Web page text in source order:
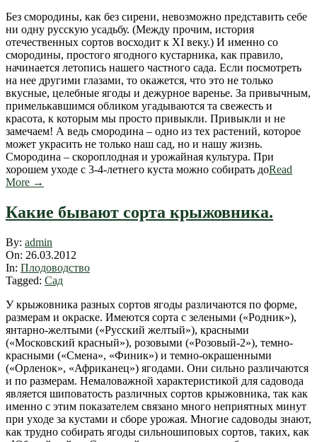
Без смородины, как без сирени, невозможно представить себе
ни одну русскую усадьбу. (Между прочим, история
отечественных сортов восходит к XI веку.) И именно со
смородины, простого ягодного кустарника, как правило,
начинается летопись нашего частного сада. Если посмотреть
на нее другими глазами, то окажется, что это не только
вкусные, целебные ягоды и дежурное варенье. За привычным,
примелькавшимся обликом угадываются та свежесть и
красота, к которым мы просто привыкли. Привыкли и не
замечаем! А ведь смородина – одно из тех растений, которое
может украсить не только наш сад, но и нашу жизнь.
Смородина – скороплодная и урожайная культура. При
хорошем уходе с 3-4-летнего куста можно собирать доRead
More →
Какие бывают сорта крыжовника.
2012-
03-
26
By: admin
On: 26.03.2012
In: Плодоводство
Tagged: Сад
У крыжовника разных сортов ягоды различаются по форме,
размерам и окраске. Имеются сорта с зелеными («Родник»),
янтарно-желтыми («Русский желтый»), красными
(«Московский красный»), розовыми («Розовый-2»), темно-
красными («Смена», «Финик») и темно-окрашенными
(«Орленок», «Африканец») ягодами. Они сильно различаются
и по размерам. Немаловажной характеристикой для садовода
является шиповатость различных сортов крыжовника, так как
именно с этим показателем связано много неприятных минут
при уходе за кустами и сборе урожая. Многие садоводы знают,
как трудно собирать ягоды сильношиповых сортов, таких, как